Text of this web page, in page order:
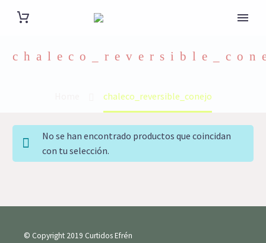
chaleco_reversible_conejo
No se han encontrado productos que coincidan
con tu selección.
© Copyright 2019 Curtidos Efrén